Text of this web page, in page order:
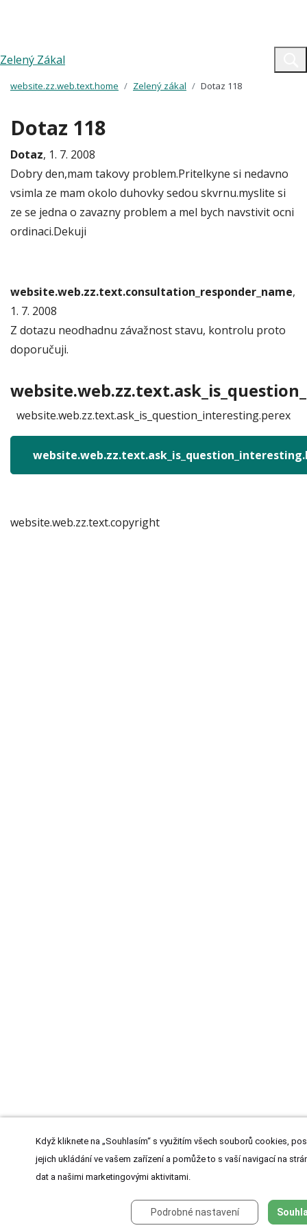
Zelený Zákal
website.zz.web.text.home Zelený zákal Dotaz 118
Dotaz 118
Dotaz, 1. 7. 2008
Dobry den,mam takovy problem.Pritelkyne si nedavno
vsimla ze mam okolo duhovky sedou skvrnu.myslite si
ze se jedna o zavazny problem a mel bych navstivit ocni
ordinaci.Dekuji
website.web.zz.text.consultation_responder_name,
1. 7. 2008
Z dotazu neodhadnu závažnost stavu, kontrolu proto
doporučuji.
website.web.zz.text.ask_is_question_interesting.perex
website.web.zz.text.copyright
Když kliknete na „Souhlasím“ s využitím všech souborů cookies,
jejich ukládání ve vašem zařízení a pomůže to s vaší navigací na
dat a našimi marketingovými aktivitami.
Podrobné nastavení